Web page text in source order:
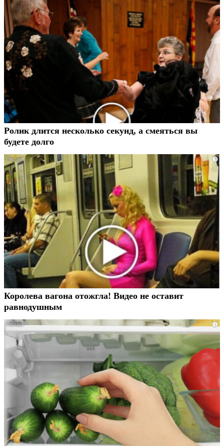
Ролик длится несколько секунд, а смеяться вы
будете долго
i
Королева вагона отожгла! Видео не оставит
равнодушным
i